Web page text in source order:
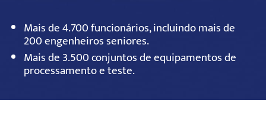
Mais de 4.700 funcionários, incluindo mais de
200 engenheiros seniores.
Mais de 3.500 conjuntos de equipamentos de
processamento e teste.